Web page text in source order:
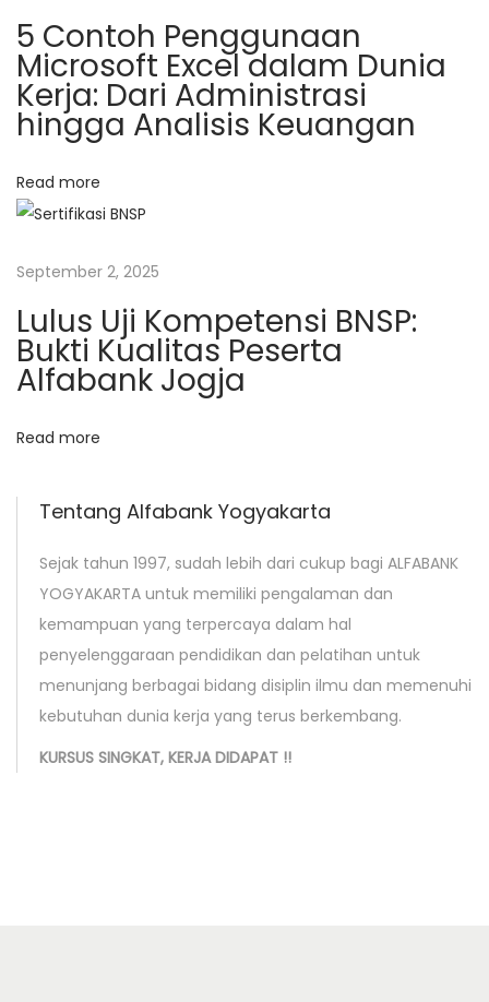
a
l
A
d
i
5 Contoh Penggunaan
Microsoft Excel dalam Dunia
Kerja: Dari Administrasi
hingga Analisis Keuangan
Read more
September 2, 2025
Lulus Uji Kompetensi BNSP:
Bukti Kualitas Peserta
Alfabank Jogja
Read more
Tentang Alfabank Yogyakarta
Sejak tahun 1997, sudah lebih dari cukup bagi ALFABANK
YOGYAKARTA untuk memiliki pengalaman dan
kemampuan yang terpercaya dalam hal
penyelenggaraan pendidikan dan pelatihan untuk
menunjang berbagai bidang disiplin ilmu dan memenuhi
kebutuhan dunia kerja yang terus berkembang.
KURSUS SINGKAT, KERJA DIDAPAT !!